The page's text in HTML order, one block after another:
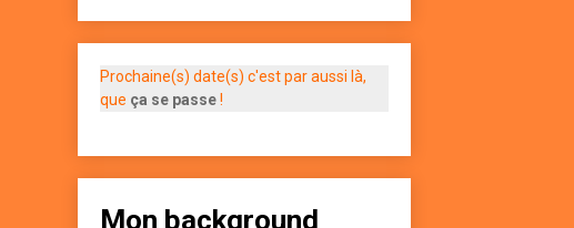
Prochaine(s) date(s) c'est par aussi là,
que ça se passe!
Mon background